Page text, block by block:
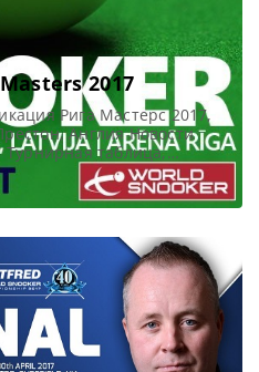
2017
Рига Мастерс 2017,
Англия Новости
Турнирная таблица,
2017 Онлайн
2017 Видео Kaspersky
квалификации
Ун-Ну — 116 […]